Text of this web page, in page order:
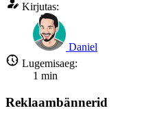
Kirjutas:
Daniel
Lugemisaeg:
1 min
Reklaambännerid